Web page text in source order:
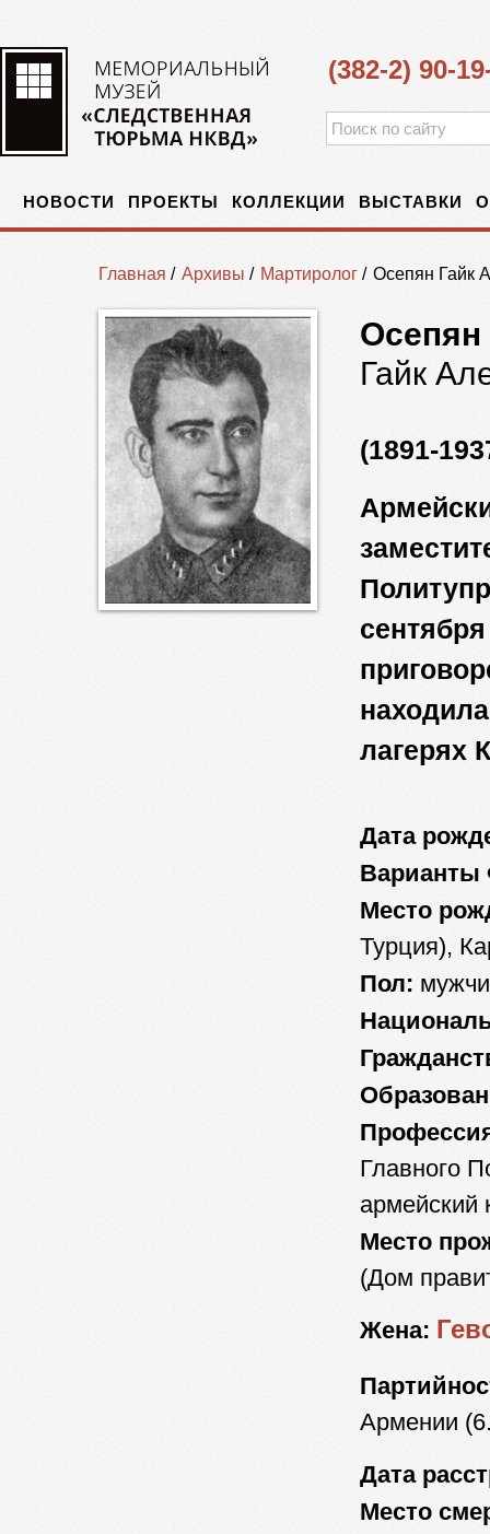
(382-2) 90-
НОВОСТИ ПРОЕКТЫ КОЛЛЕКЦИИ ВЫСТАВКИ
Главная / Архивы / Мартиролог / Осепян Гайк
Осепян
Гайк
(1891-
лагерях
Дата
Место
Турция),
Пол:
Главного
армейский
Место
(Дом
Жена:
Армении
Дата
Место